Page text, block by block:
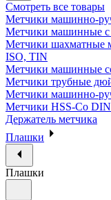
Смотреть все товары
Метчики машинно-
Метчики машинные с
Метчики шахматные
ISO, TIN
Метчики машинные
Метчики трубные
Метчики машинно-
Метчики HSS-Co
Держатель метчика
Плашки
Плашки